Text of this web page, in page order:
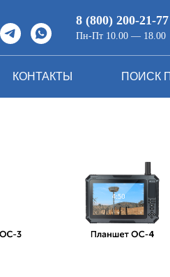
8 (800) 200-21-77
Пн-Пт 10.00 — 18.00
КОНТАКТЫ ПОИСК